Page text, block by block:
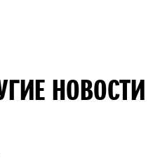
НОВОСТИ